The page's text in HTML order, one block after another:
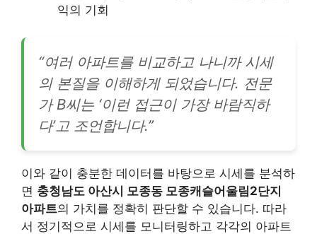
익의 기회
“여러 아파트를 비교하고 나니까 시세
의 본질을 이해하게 되었습니다. 전문
가 B씨는 ‘이런 접근이 가장 바람직하
다’고 조언합니다.”
이와 같이 충분한 데이터를 바탕으로 시세를 분석하
면 충청남도 아산시 모종동 모종캐슬어울림2단지
아파트의 가치를 정확히 판단할 수 있습니다. 따라
서 정기적으로 시세를 모니터링하고 각각의 아파트